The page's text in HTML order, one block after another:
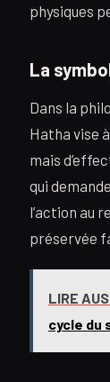
physiques
La
Dans la
Hatha vise
mais
qui
l’action au
préservée
LIRE
cycle du